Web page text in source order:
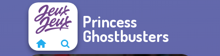
Princess
Ghostbusters